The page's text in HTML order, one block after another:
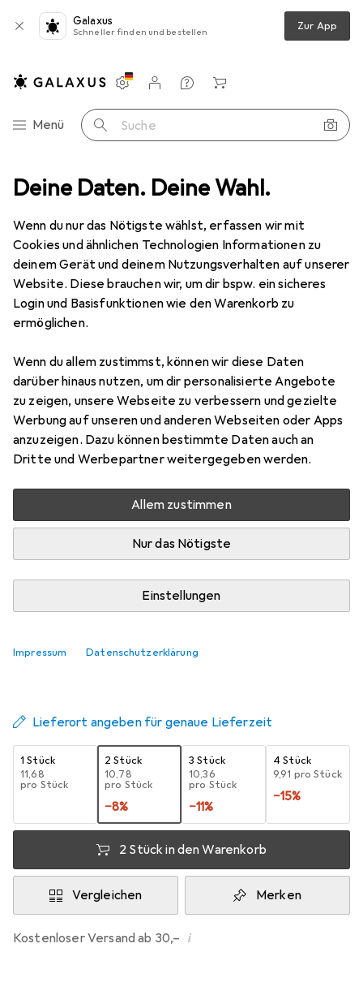
Deine Daten. Deine Wahl.
Wenn du nur das Nötigste wählst, erfassen wir mit
Cookies und ähnlichen Technologien Informationen zu
deinem Gerät und deinem Nutzungsverhalten auf unserer
Website. Diese brauchen wir, um dir bspw. ein sicheres
Login und Basisfunktionen wie den Warenkorb zu
ermöglichen.
Wenn du allem zustimmst, können wir diese Daten
darüber hinaus nutzen, um dir personalisierte Angebote
zu zeigen, unsere Webseite zu verbessern und gezielte
Werbung auf unseren und anderen Webseiten oder Apps
anzuzeigen. Dazu können bestimmte Daten auch an
Dritte und Werbepartner weitergegeben werden.
Allem zustimmen
Nur das Nötigste
Einstellungen
Impressum Datenschutzerklärung
Galaxus
Schneller finden und bestellen Zur App
Navigation nach Kategorien
Menü Suche
Einstellungen
Kundenkonto
Vergleichslisten
Merklisten
Warenkorb
1,5 m halogenfrei, mit Draka-Kabel und Hirosesteckern TM21 (bis
2 Bilder
MENGENRABATT
TeclinePatchkabel S/FTP, PiMF, Cat 6,
grau, 1,5 m halogenfrei, mit Draka-
Kabel und Hirosesteckern TM21 (bis
S/FTP, CAT6, 1.50 m
Preis in EUR inkl. MwSt.
EUR
10,78
Schneller lieferbar
Angebot fürEUR
18,33
Bewertungen
Mehr als 10 Stück an Lager beim Lieferanten
Lieferort angeben für genaue Lieferzeit
1 Stück
EUR
11,68
pro Stück
2 Stück
EUR
10,78
pro Stück
−8%
3 Stück
EUR
10,36
pro Stück
−11%
4 Stück
EUR
9,91 pro Stück
−15%
2 Stück in den Warenkorb
Vergleichen Merken
Kostenloser Versand ab 30,– i